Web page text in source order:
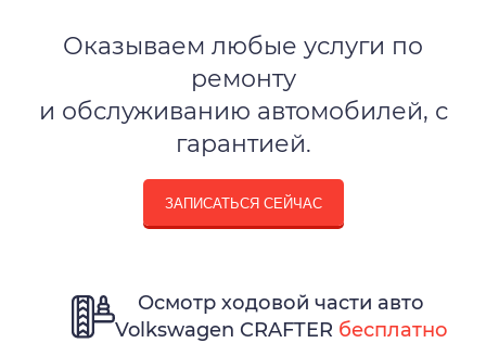
Оказываем любые услуги по
ремонту
и обслуживанию автомобилей, с
гарантией.
ЗАПИСАТЬСЯ СЕЙЧАС
Осмотр ходовой части авто
Volkswagen CRAFTER бесплатно